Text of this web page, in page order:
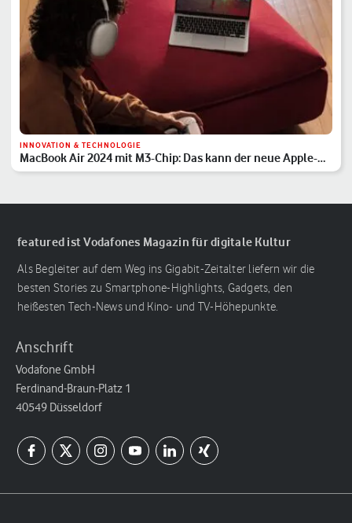
INNOVATION & TECHNOLOGIE
MacBook Air 2024 mit M3-Chip: Das kann der neue Apple-
Laptop
featured ist Vodafones Magazin für digitale Kultur
Als Begleiter auf dem Weg ins Gigabit-Zeitalter liefern wir die
besten Stories zu Smartphone-Highlights, Gadgets, den
heißesten Tech-News und Kino- und TV-Höhepunkte.
Anschrift
Vodafone GmbH
Ferdinand-Braun-Platz 1
40549 Düsseldorf